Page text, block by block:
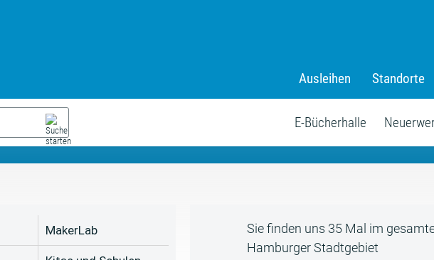
Ausleihen Standorte
E-Bücherhalle
Das neue Sommerferienprogramm
MakerLab
Sie finden uns 35 Mal im
Hamburger Stadtgebiet